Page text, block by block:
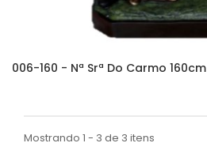
006-160 - Nª Srª Do Carmo 160cm
Mostrando 1 - 3 de 3 itens